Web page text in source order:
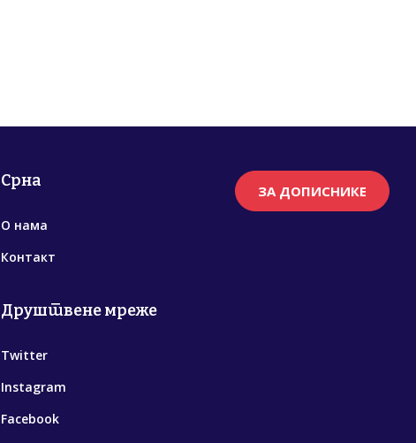
Срна
О нама
Контакт
Друштвене мреже
Twitter
Instagram
Facebook
ЗА ДОПИСНИКЕ